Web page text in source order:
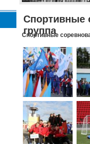
Спортивные
группа
Спортивные